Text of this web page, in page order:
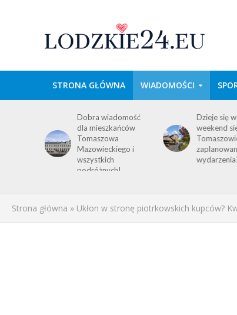
STRONA GŁÓWNA WIADOMOŚCI
Dobra wiadomość
dla mieszkańców
Tomaszowa
Mazowieckiego i
wszystkich
podróżnych!
Dzieje się
weekend
Strona główna » Ukłon w stronę piotrkowskich kupców?